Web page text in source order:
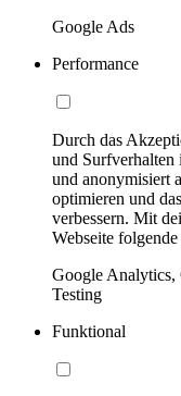
Google Ads
Performance
Durch das
und Surfverhalten
und anonymisiert
optimieren und
verbessern. Mit
Webseite
Google Analytics,
Testing
Funktional